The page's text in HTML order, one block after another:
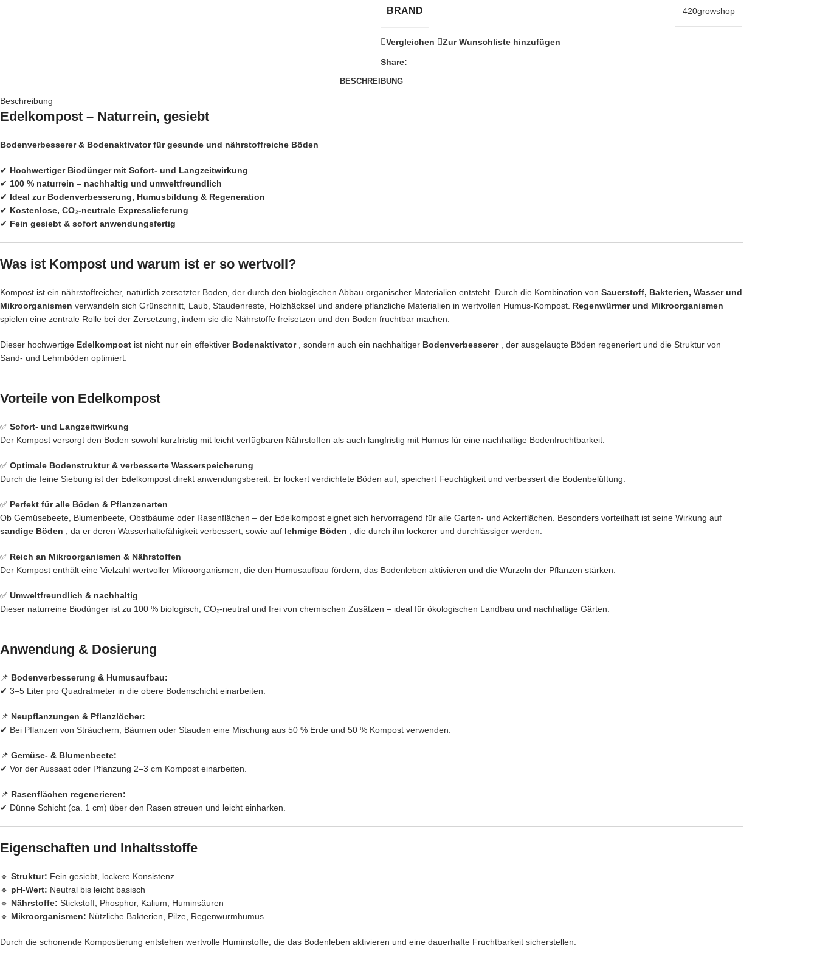
BRAND 420growshop
Vergleichen Zur Wunschliste hinzufügen
Share:
BESCHREIBUNG
Beschreibung
Edelkompost – Naturrein, gesiebt
Bodenverbesserer & Bodenaktivator für gesunde und nährstoffreiche Böden
✔ Hochwertiger Biodünger mit Sofort- und Langzeitwirkung
✔ 100 % naturrein – nachhaltig und umweltfreundlich
✔ Ideal zur Bodenverbesserung, Humusbildung & Regeneration
✔ Kostenlose, CO₂-neutrale Expresslieferung
✔ Fein gesiebt & sofort anwendungsfertig
Was ist Kompost und warum ist er so wertvoll?
Kompost ist ein nährstoffreicher, natürlich zersetzter Boden, der durch den biologischen Abbau organischer Materialien entsteht. Durch die Kombination von Sauerstoff, Bakterien, Wasser und
Mikroorganismen verwandeln sich Grünschnitt, Laub, Staudenreste, Holzhäcksel und andere pflanzliche Materialien in wertvollen Humus-Kompost. Regenwürmer und Mikroorganismen
spielen eine zentrale Rolle bei der Zersetzung, indem sie die Nährstoffe freisetzen und den Boden fruchtbar machen.
Dieser hochwertige Edelkompost ist nicht nur ein effektiver Bodenaktivator, sondern auch ein nachhaltiger Bodenverbesserer, der ausgelaugte Böden regeneriert und die Struktur von
Sand- und Lehmböden optimiert.
Vorteile von Edelkompost
✅ Sofort- und Langzeitwirkung
Der Kompost versorgt den Boden sowohl kurzfristig mit leicht verfügbaren Nährstoffen als auch langfristig mit Humus für eine nachhaltige Bodenfruchtbarkeit.
✅ Optimale Bodenstruktur & verbesserte Wasserspeicherung
Durch die feine Siebung ist der Edelkompost direkt anwendungsbereit. Er lockert verdichtete Böden auf, speichert Feuchtigkeit und verbessert die Bodenbelüftung.
✅ Perfekt für alle Böden & Pflanzenarten
Ob Gemüsebeete, Blumenbeete, Obstbäume oder Rasenflächen – der Edelkompost eignet sich hervorragend für alle Garten- und Ackerflächen. Besonders vorteilhaft ist seine Wirkung auf
sandige Böden , da er deren Wasserhaltefähigkeit verbessert, sowie auf lehmige Böden , die durch ihn lockerer und durchlässiger werden.
✅ Reich an Mikroorganismen & Nährstoffen
Der Kompost enthält eine Vielzahl wertvoller Mikroorganismen, die den Humusaufbau fördern, das Bodenleben aktivieren und die Wurzeln der Pflanzen stärken.
✅ Umweltfreundlich & nachhaltig
Dieser naturreine Biodünger ist zu 100 % biologisch, CO₂-neutral und frei von chemischen Zusätzen – ideal für ökologischen Landbau und nachhaltige Gärten.
Anwendung & Dosierung
📌 Bodenverbesserung & Humusaufbau:
✔ 3–5 Liter pro Quadratmeter in die obere Bodenschicht einarbeiten.
📌 Neupflanzungen & Pflanzlöcher:
✔ Bei Pflanzen von Sträuchern, Bäumen oder Stauden eine Mischung aus 50 % Erde und 50 % Kompost verwenden.
📌 Gemüse- & Blumenbeete:
✔ Vor der Aussaat oder Pflanzung 2–3 cm Kompost einarbeiten.
📌 Rasenflächen regenerieren:
✔ Dünne Schicht (ca. 1 cm) über den Rasen streuen und leicht einharken.
Eigenschaften und Inhaltsstoffe
🔹 Struktur: Fein gesiebt, lockere Konsistenz
🔹 pH-Wert: Neutral bis leicht basisch
🔹 Nährstoffe: Stickstoff, Phosphor, Kalium, Huminsäuren
🔹 Mikroorganismen: Nützliche Bakterien, Pilze, Regenwurmhumus
Durch die schonende Kompostierung entstehen wertvolle Huminstoffe, die das Bodenleben aktivieren und eine dauerhafte Fruchtbarkeit sicherstellen.